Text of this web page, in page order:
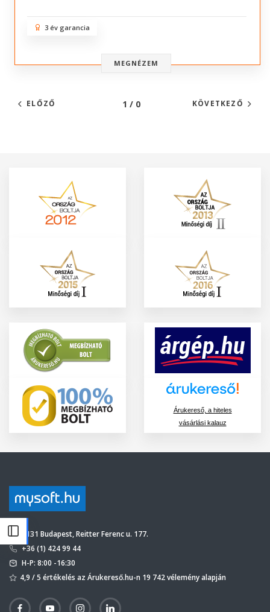
3 év garancia
MEGNÉZEM
ELŐZŐ 1 / 0 KÖVETKEZŐ
Árukereső, a hiteles
vásárlási kalauz
1131 Budapest, Reitter Ferenc u. 177.
+36 (1) 424 99 44
H-P: 8:00 -16:30
4,9 / 5 értékelés az Árukereső.hu-n 19 742 vélemény alapján